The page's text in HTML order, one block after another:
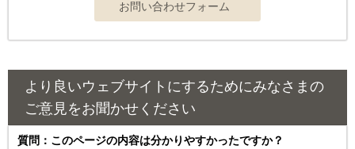
より良いウェブサイトにするためにみなさまの
ご意見をお聞かせください
質問：このページの内容は分かりやすかったですか？